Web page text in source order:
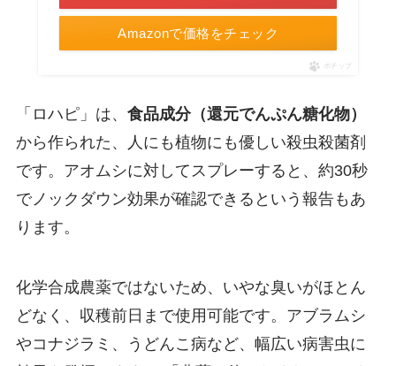
Amazonで価格をチェック
ポチップ
「ロハピ」は、 食品成分（還元でんぷん糖化物）
から作られた、人にも植物にも優しい殺虫殺菌剤
です。アオムシに対してスプレーすると、約30秒
でノックダウン効果が確認できるという報告もあ
ります。
化学合成農薬ではないため、いやな臭いがほとん
どなく、収穫前日まで使用可能です。アブラムシ
やコナジラミ、うどんこ病など、幅広い病害虫に